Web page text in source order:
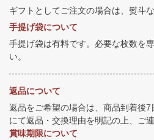
ギフトとしてご注文の場合は、熨斗
手提げ袋について
手提げ袋は有料です。必要な枚数を
い。
返品について
返品をご希望の場合は、商品到着後
にて返品・交換理由を明記の上、ご連
賞味期限について